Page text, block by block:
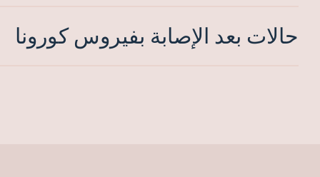
حالات بعد الإصابة بفيروس كورونا